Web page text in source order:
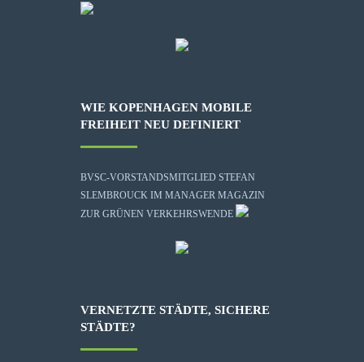
WIE KOPENHAGEN MOBILE
FREIHEIT NEU DEFINIERT
BVSC-VORSTANDSMITGLIED STEFAN
SLEMBROUCK IM MANAGER MAGAZIN
ZUR GRÜNEN VERKEHRSWENDE
VERNETZTE STÄDTE, SICHERE
STÄDTE?